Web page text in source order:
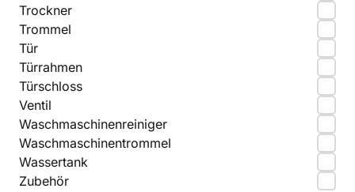
Trockner
Trommel
Tür
Türrahmen
Türschloss
Ventil
Waschmaschinenreiniger
Waschmaschinentrommel
Wassertank
Zubehör